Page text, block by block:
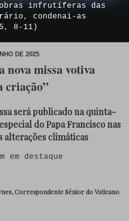
obras infrutíferas das
condenai-as
8-11)
DE 2025
nova missa votiva
criação”
será publicado na quinta-
do Papa Francisco nas
alterações climáticas
CorrespondenteSéniordo Vaticano